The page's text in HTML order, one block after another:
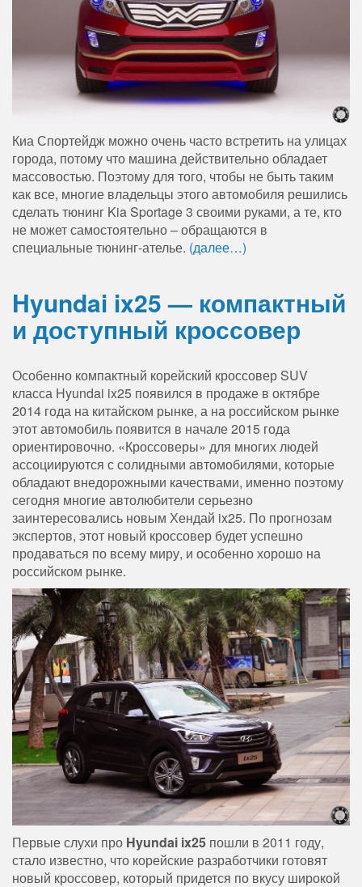
Киа Спортейдж можно очень часто встретить на улицах
города, потому что машина действительно обладает
массовостью. Поэтому для того, чтобы не быть таким
как все, многие владельцы этого автомобиля решились
сделать тюнинг Kia Sportage 3 своими руками, а те, кто
не может самостоятельно – обращаются в
специальные тюнинг-ателье. (далее…)
Hyundai ix25 — компактный
и доступный кроссовер
Особенно компактный корейский кроссовер SUV
класса Hyundai ix25 появился в продаже в октябре
2014 года на китайском рынке, а на российском рынке
этот автомобиль появится в начале 2015 года
ориентировочно. «Кроссоверы» для многих людей
ассоциируются с солидными автомобилями, которые
обладают внедорожными качествами, именно поэтому
сегодня многие автолюбители серьезно
заинтересовались новым Хендай ix25. По прогнозам
экспертов, этот новый кроссовер будет успешно
продаваться по всему миру, и особенно хорошо на
российском рынке.
Первые слухи про Hyundai ix25 пошли в 2011 году,
стало известно, что корейские разработчики готовят
новый кроссовер, который придется по вкусу широкой